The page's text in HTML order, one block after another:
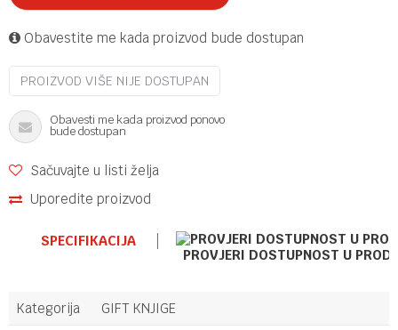
Obavestite me kada proizvod bude dostupan
PROIZVOD VIŠE NIJE DOSTUPAN
Obavesti me kada proizvod ponovo
bude dostupan
Sačuvajte u listi želja
Uporedite proizvod
SPECIFIKACIJA
PROVJERI DOSTUPNOST U
Kategorija
GIFT KNJIGE